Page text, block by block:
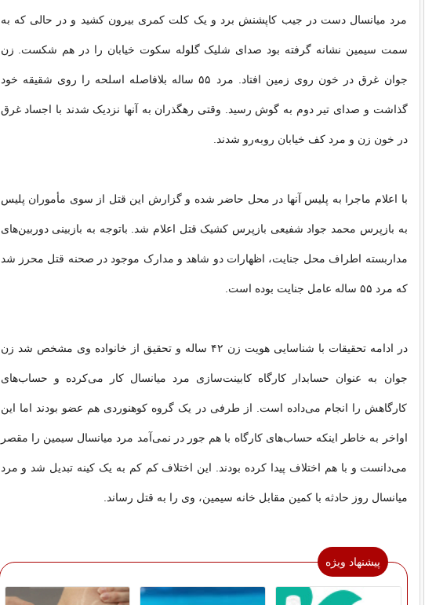
مرد میانسال دست در جیب کاپشنش برد و یک کلت کمری بیرون کشید و در حالی که به
سمت سیمین نشانه گرفته بود صدای شلیک گلوله سکوت خیابان را در هم شکست. زن
جوان غرق در خون روی زمین افتاد. مرد ۵۵ ساله بلافاصله اسلحه را روی شقیقه خود
گذاشت و صدای تیر دوم به گوش رسید. وقتی رهگذران به آنها نزدیک شدند با اجساد غرق
در خون زن و مرد کف خیابان روبه‌رو شدند.
با اعلام ماجرا به پلیس آنها در محل حاضر شده و گزارش این قتل از سوی مأموران پلیس
به بازپرس محمد جواد شفیعی بازپرس کشیک قتل اعلام شد. باتوجه به بازبینی دوربین‌های
مداربسته اطراف محل جنایت، اظهارات دو شاهد و مدارک موجود در صحنه قتل محرز شد
که مرد ۵۵ ساله عامل جنایت بوده است.
در ادامه تحقیقات با شناسایی هویت زن ۴۲ ساله و تحقیق از خانواده وی مشخص شد زن
جوان به عنوان حسابدار کارگاه کابینت‌سازی مرد میانسال کار می‌کرده و حساب‌های
کارگاهش را انجام می‌داده است. از طرفی در یک گروه کوهنوردی هم عضو بودند اما این
اواخر به خاطر اینکه حساب‌های کارگاه با هم جور در نمی‌آمد مرد میانسال سیمین را مقصر
می‌دانست و با هم اختلاف پیدا کرده بودند. این اختلاف کم کم به یک کینه تبدیل شد و مرد
میانسال روز حادثه با کمین مقابل خانه سیمین، وی را به قتل رساند.
پیشنهاد ویژه